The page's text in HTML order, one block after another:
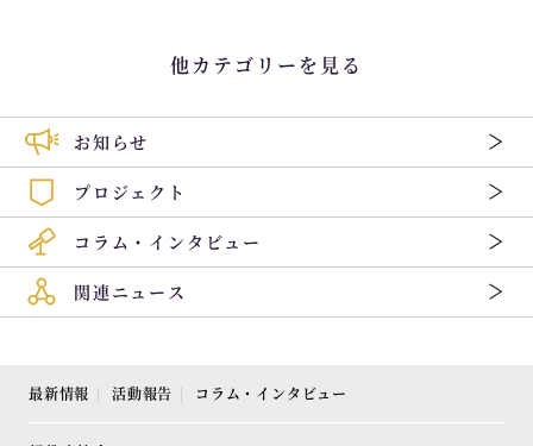
他カテゴリーを見る
お知らせ
プロジェクト
コラム・インタビュー
関連ニュース
最新情報 活動報告 コラム・インタビュー